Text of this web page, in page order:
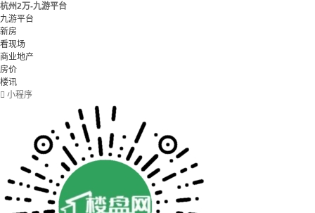
杭州2万-九游平台
九游平台
新房
看现场
商业地产
房价
楼讯
 小程序